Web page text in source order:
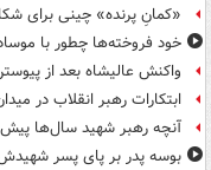
«کمانِ پرنده» چینی برای
خود فروخته‌ها چطور با
واکنش عالیشاه بعد از
ابتکارات رهبر انقلاب در
آنچه رهبر شهید سال‌ها پیش
بوسه‌ پدر بر پای پسر